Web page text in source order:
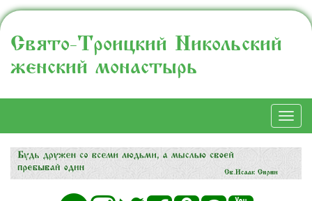
Свято-Троицкий Никольский
женский монастырь